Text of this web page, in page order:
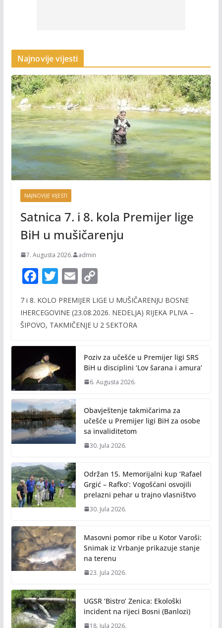
Najnovije vijesti
NAJNOVIJE VIJESTI
Satnica 7. i 8. kola Premijer lige
BiH u mušičarenju
7. Augusta 2026. admin
F
e
b
o
k
T
itt
er
E
ai
l
C
p
y
n
k
7 i 8. KOLO PREMIJER LIGE U MUŠIČARENJU BOSNE
IHERCEGOVINE (23.08.2026. NEDELJA) RIJEKA PLIVA –
ŠIPOVO, TAKMIČENJE U 2 SEKTORA
Poziv za učešće u Premijer ligi SRS
BiH u disciplini ‘Lov šarana i amura’
6. Augusta 2026.
Obavještenje takmičarima za
učešće u Premijer ligi BiH za osobe
sa invaliditetom
30. Jula 2026.
Održan 15. Memorijalni kup ‘Rafael
Grgić – Rafko’: Vogošćani osvojili
prelazni pehar u trajno vlasništvo
30. Jula 2026.
Masovni pomor ribe u Kotor Varoši:
Snimak iz Vrbanje prikazuje stanje
na terenu
23. Jula 2026.
UGSR ‘Bistro’ Zenica: Ekološki
incident na rijeci Bosni (Banlozi)
18. Jula 2026.